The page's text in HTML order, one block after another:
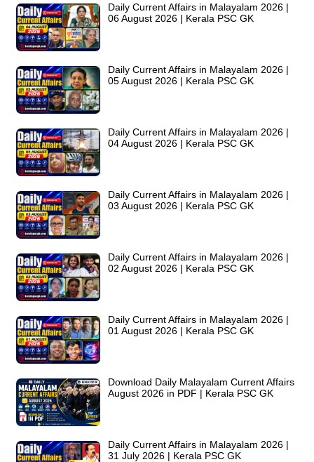
Daily Current Affairs in Malayalam 2026 |
06 August 2026 | Kerala PSC GK
Daily Current Affairs in Malayalam 2026 |
05 August 2026 | Kerala PSC GK
Daily Current Affairs in Malayalam 2026 |
04 August 2026 | Kerala PSC GK
Daily Current Affairs in Malayalam 2026 |
03 August 2026 | Kerala PSC GK
Daily Current Affairs in Malayalam 2026 |
02 August 2026 | Kerala PSC GK
Daily Current Affairs in Malayalam 2026 |
01 August 2026 | Kerala PSC GK
Download Daily Malayalam Current Affairs
August 2026 in PDF | Kerala PSC GK
Daily Current Affairs in Malayalam 2026 |
31 July 2026 | Kerala PSC GK